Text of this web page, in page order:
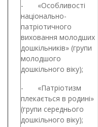
- «Особливості
національно-
патріотичного
виховання молодших
дошкільників» (групи
молодшого
дошкільного віку);
- «Патріотизм
плекається в родині»
(групи середнього
дошкільного віку);